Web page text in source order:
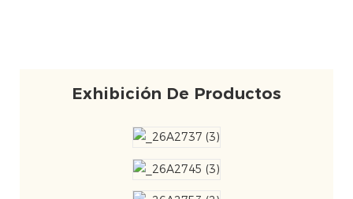
Exhibición De Productos